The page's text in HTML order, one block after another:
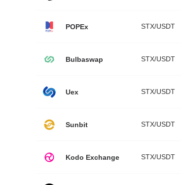
POPEx STX/USDT
Bulbaswap STX/USDT
Uex STX/USDT
Sunbit STX/USDT
Kodo Exchange STX/USDT